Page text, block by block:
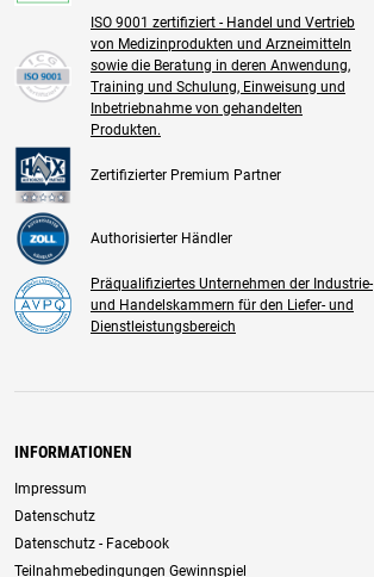
ISO 9001 zertifiziert - Handel und Vertrieb
von Medizinprodukten und Arzneimitteln
sowie die Beratung in deren Anwendung,
Training und Schulung, Einweisung und
Inbetriebnahme von gehandelten
Produkten.
Zertifizierter Premium Partner
Authorisierter Händler
Präqualifiziertes Unternehmen der Industrie-
und Handelskammern für den Liefer- und
Dienstleistungsbereich
INFORMATIONEN
Impressum
Datenschutz
Datenschutz - Facebook
Teilnahmebedingungen Gewinnspiel